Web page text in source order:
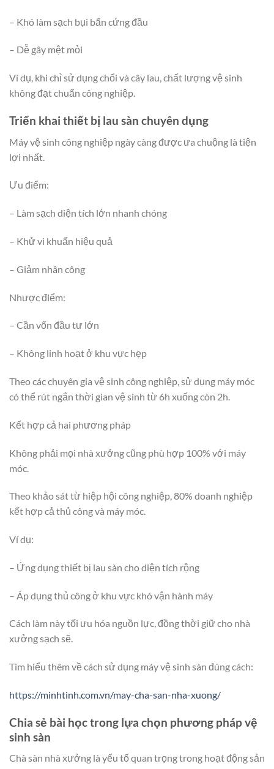
– Khó làm sạch bụi bẩn cứng đầu
– Dễ gây mệt mỏi
Ví dụ, khi chỉ sử dụng chổi và cây lau, chất lượng vệ sinh
không đạt chuẩn công nghiệp.
Triển khai thiết bị lau sàn chuyên dụng
Máy vệ sinh công nghiệp ngày càng được ưa chuộng là tiện
lợi nhất.
Ưu điểm:
– Làm sạch diện tích lớn nhanh chóng
– Khử vi khuẩn hiệu quả
– Giảm nhân công
Nhược điểm:
– Cần vốn đầu tư lớn
– Không linh hoạt ở khu vực hẹp
Theo các chuyên gia vệ sinh công nghiệp, sử dụng máy móc
có thể rút ngắn thời gian vệ sinh từ 6h xuống còn 2h.
Kết hợp cả hai phương pháp
Không phải mọi nhà xưởng cũng phù hợp 100% với máy
móc.
Theo khảo sát từ hiệp hội công nghiệp, 80% doanh nghiệp
kết hợp cả thủ công và máy móc.
Ví dụ:
– Ứng dụng thiết bị lau sàn cho diện tích rộng
– Áp dụng thủ công ở khu vực khó vận hành máy
Cách làm này tối ưu hóa nguồn lực, đồng thời giữ cho nhà
xưởng sạch sẽ.
Tìm hiểu thêm về cách sử dụng máy vệ sinh sàn đúng cách:
https://minhtinh.com.vn/may-cha-san-nha-xuong/
Chia sẻ bài học trong lựa chọn phương pháp vệ
sinh sàn
Chà sàn nhà xưởng là yếu tố quan trọng trong hoạt động sản